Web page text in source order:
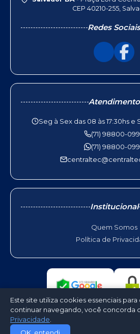
CEP 40210-255,
Redes Sociais
Atendimento
Seg à Sex das 08 às 17:30hs e
(71) 98800-
(71) 98800-
Institucional
Quem Somos
Política de
©2026 - Centraltec Ar Condicionado.
Este site utiliza cookies essenciais
continuar navegando, você concorda
Privacidade